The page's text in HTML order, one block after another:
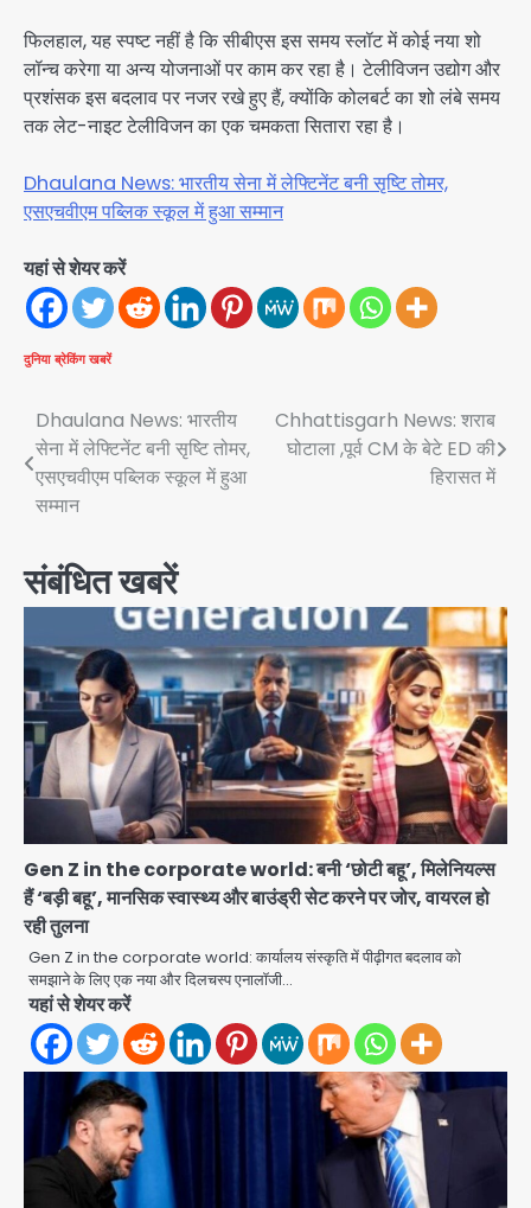
फिलहाल, यह स्पष्ट नहीं है कि सीबीएस इस समय स्लॉट में कोई नया शो
लॉन्च करेगा या अन्य योजनाओं पर काम कर रहा है। टेलीविजन उद्योग और
प्रशंसक इस बदलाव पर नजर रखे हुए हैं, क्योंकि कोलबर्ट का शो लंबे समय
तक लेट-नाइट टेलीविजन का एक चमकता सितारा रहा है।
Dhaulana News: भारतीय सेना में लेफ्टिनेंट बनी सृष्टि तोमर,
एसएचवीएम पब्लिक स्कूल में हुआ सम्मान
यहां से शेयर करें
दुनिया ब्रेकिंग खबरें
Post
navigation
Dhaulana News: भारतीय
सेना में लेफ्टिनेंट बनी सृष्टि तोमर,
एसएचवीएम पब्लिक स्कूल में हुआ
सम्मान
Chhattisgarh News: शराब
घोटाला ,पूर्व CM के बेटे ED की
हिरासत में
संबंधित खबरें
Gen Z in the corporate world: बनी ‘छोटी बहू’, मिलेनियल्स
हैं ‘बड़ी बहू’, मानसिक स्वास्थ्य और बाउंड्री सेट करने पर जोर, वायरल हो
रही तुलना
Gen Z in the corporate world: कार्यालय संस्कृति में पीढ़ीगत बदलाव को
समझाने के लिए एक नया और दिलचस्प एनालॉजी…
यहां से शेयर करें